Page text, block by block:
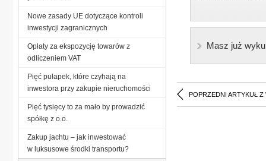
Masz już
POPRZEDNI ARTYKUŁ Z
Nowe zasady UE dotyczące kontroli
inwestycji zagranicznych
Opłaty za ekspozycję towarów z
odliczeniem VAT
Pięć pułapek, które czyhają na
inwestora przy zakupie nieruchomości
Pięć tysięcy to za mało by prowadzić
spółkę z o.o.
Zakup jachtu – jak inwestować
w luksusowe środki transportu?